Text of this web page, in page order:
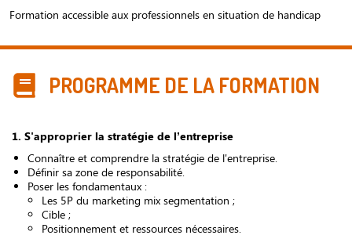
Formation accessible aux professionnels en situation de handicap
PROGRAMME DE LA FORMATION
1. S'approprier la stratégie de l’entreprise
Connaître et comprendre la stratégie de l'entreprise.
Définir sa zone de responsabilité.
Poser les fondamentaux :
Les 5P du marketing mix segmentation ;
Cible ;
Positionnement et ressources nécessaires.